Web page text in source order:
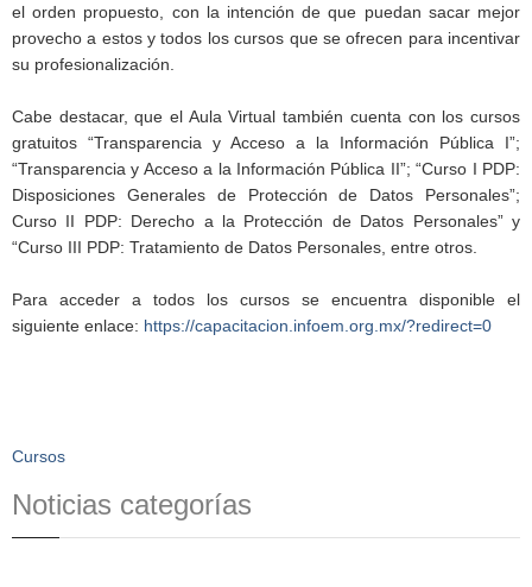
el orden propuesto, con la intención de que puedan sacar mejor
provecho a estos y todos los cursos que se ofrecen para incentivar
su profesionalización.
Cabe destacar, que el Aula Virtual también cuenta con los cursos
gratuitos “Transparencia y Acceso a la Información Pública I”;
“Transparencia y Acceso a la Información Pública II”; “Curso I PDP:
Disposiciones Generales de Protección de Datos Personales”;
Curso II PDP: Derecho a la Protección de Datos Personales” y
“Curso III PDP: Tratamiento de Datos Personales, entre otros.
Para acceder a todos los cursos se encuentra disponible el
siguiente enlace: https://capacitacion.infoem.org.mx/?redirect=0
Cursos
Noticias categorías